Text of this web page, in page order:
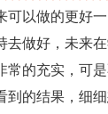
可以做的更好
去做好，未来
常的充实，可
到的结果，细